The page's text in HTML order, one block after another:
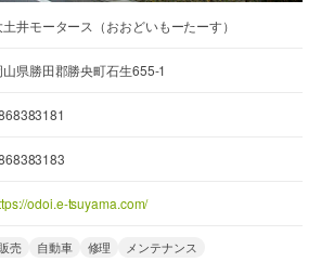
土井モータース（おおどいもーたーす）
山県勝田郡勝央町石生655-1
odoi.e-tsuyama.com/
売 自動車 修理 メンテナンス